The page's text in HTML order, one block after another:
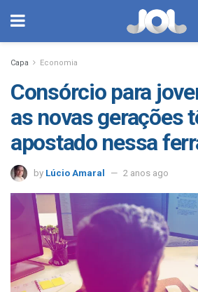
Capa Economia
Consórcio para
as novas gerações
apostado nessa
by Lúcio Amaral 2 anos ago